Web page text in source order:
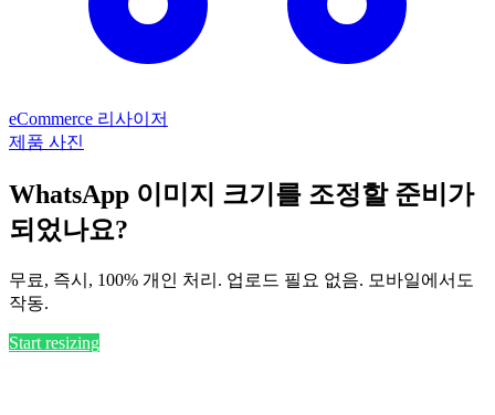
eCommerce 리사이저
제품 사진
WhatsApp 이미지 크기를 조정할 준비가
되었나요?
무료, 즉시, 100% 개인 처리. 업로드 필요 없음. 모바일에서도
작동.
Start resizing